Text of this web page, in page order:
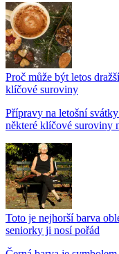
Proč může být letos
klíčové suroviny
Přípravy na letošní
některé klíčové suroviny
Toto je nejhorší barva
seniorky ji nosí pořád